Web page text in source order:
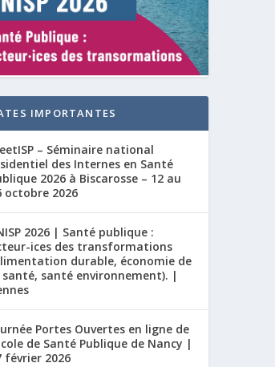
IMPORTANTES
– Séminaire national
des Internes en Santé
2026 à Biscarosse – 12 au
octobre 2026
2026 | Santé publique :
ices des transformations
durable, économie de
santé, santé environnement). |
Portes Ouvertes en ligne de
de Santé Publique de Nancy |
février 2026